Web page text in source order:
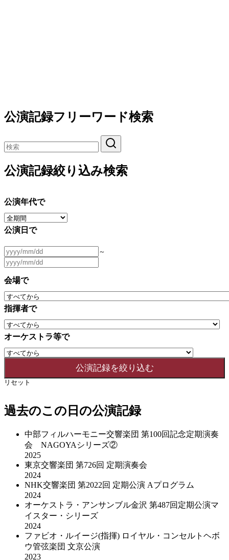
公演記録フリーワード検索
公演記録絞り込み検索
公演年代で
公演日で
～
会場で
指揮者で
オーケストラ等で
リセット
過去のこの日の公演記録
中部フィルハーモニー交響楽団 第100回記念定期演奏
会 NAGOYAシリーズ②
2025
東京交響楽団 第726回 定期演奏会
2024
NHK交響楽団 第2022回 定期公演 Aプログラム
2024
オーケストラ・アンサンブル金沢 第487回定期公演マ
イスター・シリーズ
2024
ファビオ・ルイージ(指揮) ロイヤル・コンセルトヘボ
ウ管弦楽団 文京公演
2023